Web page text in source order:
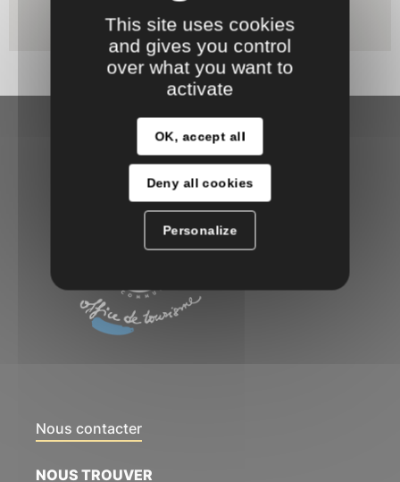
Nous contacter
NOUS TROUVER
This site uses cookies
and gives you control
over what you want to
activate
OK, accept all
Deny all cookies
Personalize